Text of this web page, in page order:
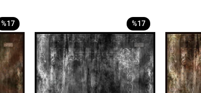
%17 %17